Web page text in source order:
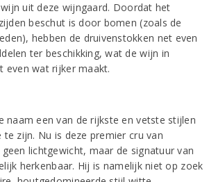
uit deze wijngaard. Doordat het
beschut is door bomen (zoals de
hebben de druivenstokken net even
ter beschikking, wat de wijn in
even wat rijker maakt.
naam een van de rijkste en vetste stijlen
zijn. Nu is deze premier cru van
lichtgewicht, maar de signatuur van
herkenbaar. Hij is namelijk niet op zoek